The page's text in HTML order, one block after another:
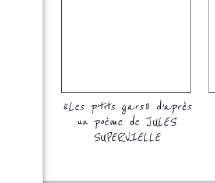
« Les p’tits gars » d’après
un poème de JULES
SUPERVIELLE